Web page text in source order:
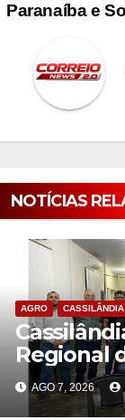
Paranaíba e
NOTÍCIAS
AGRO CASSILÂNDIA
Regional
fortalece
AGO 7, 2026